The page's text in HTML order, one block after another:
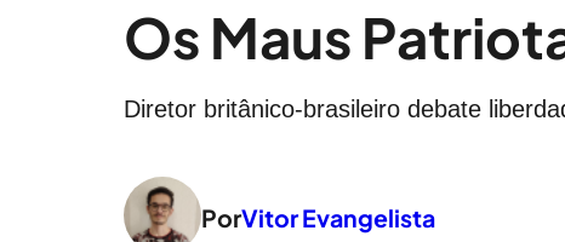
Os Maus
Diretor britânico-brasileiro debate
PorVitor Evangelista